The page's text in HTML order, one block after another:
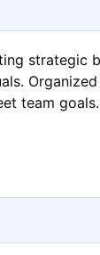
strategic
team